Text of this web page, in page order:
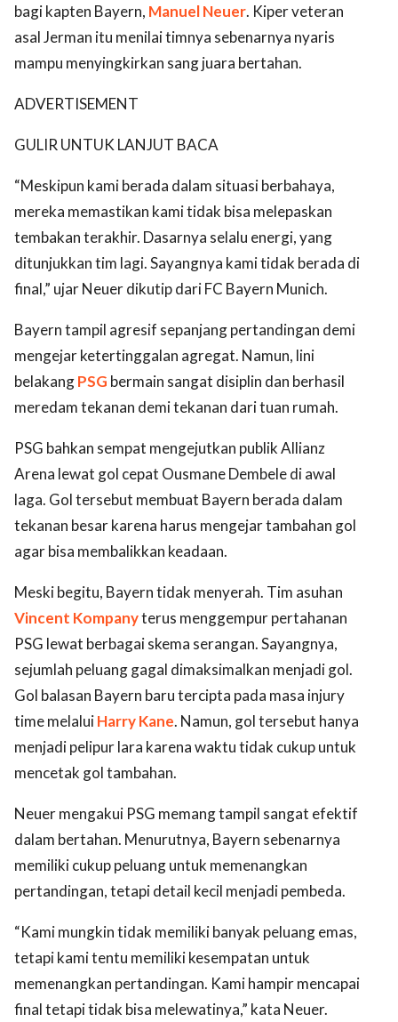
bagi kapten Bayern, Manuel Neuer. Kiper veteran
asal Jerman itu menilai timnya sebenarnya nyaris
mampu menyingkirkan sang juara bertahan.
ADVERTISEMENT
GULIR UNTUK LANJUT BACA
“Meskipun kami berada dalam situasi berbahaya,
mereka memastikan kami tidak bisa melepaskan
tembakan terakhir. Dasarnya selalu energi, yang
ditunjukkan tim lagi. Sayangnya kami tidak berada di
final,” ujar Neuer dikutip dari FC Bayern Munich.
Bayern tampil agresif sepanjang pertandingan demi
mengejar ketertinggalan agregat. Namun, lini
belakangPSG bermain sangat disiplin dan berhasil
meredam tekanan demi tekanan dari tuan rumah.
PSG bahkan sempat mengejutkan publik Allianz
Arena lewat gol cepat Ousmane Dembele di awal
laga. Gol tersebut membuat Bayern berada dalam
tekanan besar karena harus mengejar tambahan gol
agar bisa membalikkan keadaan.
Meski begitu, Bayern tidak menyerah. Tim asuhan
Vincent Kompanyterus menggempur pertahanan
PSG lewat berbagai skema serangan. Sayangnya,
sejumlah peluang gagal dimaksimalkan menjadi gol.
Gol balasan Bayern baru tercipta pada masa injury
time melaluiHarry Kane. Namun, gol tersebut hanya
menjadi pelipur lara karena waktu tidak cukup untuk
mencetak gol tambahan.
Neuer mengakui PSG memang tampil sangat efektif
dalam bertahan. Menurutnya, Bayern sebenarnya
memiliki cukup peluang untuk memenangkan
pertandingan, tetapi detail kecil menjadi pembeda.
“Kami mungkin tidak memiliki banyak peluang emas,
tetapi kami tentu memiliki kesempatan untuk
memenangkan pertandingan. Kami hampir mencapai
final tetapi tidak bisa melewatinya,” kata Neuer.